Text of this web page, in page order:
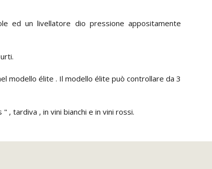
ed un livellatore dio pressione appositamente
modello élite . Il modello élite può controllare da 3
, tardiva , in vini bianchi e in vini rossi.